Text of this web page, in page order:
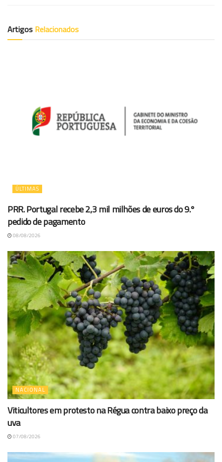
Artigos Relacionados
ÚLTIMAS
PRR. Portugal recebe 2,3 mil milhões de euros do 9.º
pedido de pagamento
08/08/2026
NACIONAL
Viticultores em protesto na Régua contra baixo preço da
uva
07/08/2026